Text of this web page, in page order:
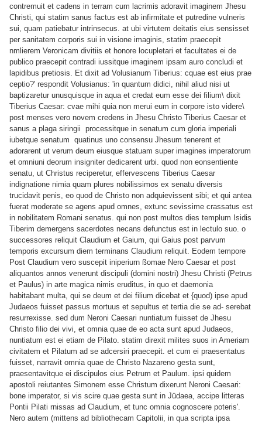
contremuit et cadens in terram cum lacrimis adoravit imaginem Jhesu
Christi, qui statim sanus factus est ab infirmitate et putredine vulneris
sui, quam patiebatur intrinsecus. at ubi virtutem deitatis eius sensisset
per sanitatem corporis sui in visione imaginis, statim praecepit
nmlierem Veronicam divitiis et honore locupletari et facultates ei de
publico praecepit contradi iussitque imaginem ipsam auro concludi et
lapidibus pretiosis. Et dixit ad Volusianurn Tiberius: cquae est eius prae
ceptio?' respondit Volusianus: 'in quantum didici, nihil aliud nisi ut
baptizaretur unusquisque in aqua et credat eum esse dei filium\ dixit
Tiberius Caesar: cvae mihi quia non merui eum in corpore isto videre\
post menses vero novem credens in Jhesu Christo Tiberius Caesar et
sanus a plaga siringii processitque in senatum cum gloria imperiali
iubetque senatum quatinus uno consensu Jhesum tenerent et
adorarent ut verum deum eiusque statuam super imagines imperatorum
et omniuni deorum insigniter dedicarent urbi. quod non eonsentiente
senatu, ut Christus reciperetur, effervescens Tiberius Caesar
indignatione nimia quam plures nobilissimos ex senatu diversis
trucidavit penis, eo quod de Christo non adquievissent sibi; et qui antea
fuerat moderate se agens apud omnes, extunc sevissime crassatus est
in nobilitatem Romani senatus. qui non post multos dies templum Isidis
Tiberim demergens sacerdotes necans defunctus est in lectulo suo. ο
successores reliquit Claudium et Gaium, qui Gaius post parvum
temporis excursum diem terminans Claudium reliquit. Eodem tempore
Post Claudium vero suscepit iniperiurn ßomae Nero Caesar et post
aliquantos annos venerunt discipuli (domini nostri) Jhesu Christi (Petrus
et Paulus) in arte magica nimis eruditus, in quo et daemonia
habitabant multa, qui se deum et dei filium dicebat et {quod) ipse apud
Judaeos fuisset passus mortuus et sepultus et tertia die se ad- serebat
resurrexisse. sed dum Neroni Caesari nuntiatum fuisset de Jhesu
Christo filio dei vivi, et omnia quae de eo acta sunt apud Judaeos,
nuntiatum est ei etiam de Pilato. statim direxit milites suos in Ameriam
civitatem et Pilatum ad se adcersiri praecepit. et cum ei praesentatus
fuisset, narravit omnia quae de Christo Nazareno gesta sunt,
praesentavitque ei discipulos eius Petrum et Paulum. ipsi quidem
apostoli reiutantes Simonem esse Christum dixerunt Neroni Caesari:
bone imperator, si vis scire quae gesta sunt in Jüdaea, accipe litteras
Pontii Pilati rnissas ad Claudium, et tunc omnia cognoscere poteris'.
Nero autem (mittens ad bibliothecam Capitolii, in qua scripta ipsa